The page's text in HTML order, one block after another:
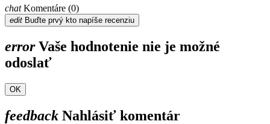
chatKomentáre (0)
edit Buďte prvý kto napíše recenziu
errorVaše hodnotenie nie je možné
odoslať
OK
feedback Nahlásiť komentár